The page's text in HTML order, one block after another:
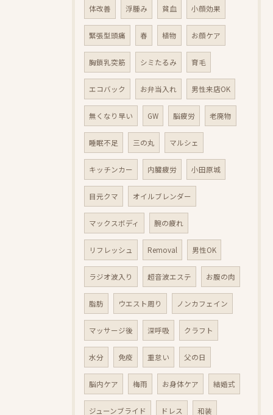
体改善 浮腫み 貧血 小顔効果
緊張型頭痛 春 植物 お顔ケア
胸鎖乳突筋 シミたるみ 育毛
エコバック お弁当入れ 男性来店OK
無くなり早い GW 脳疲労 老廃物
睡眠不足 三の丸 マルシェ
キッチンカー 内臓疲労 小田原城
目元クマ オイルブレンダー
マックスボディ 腕の疲れ
リフレッシュ Removal 男性OK
ラジオ波入り 超音波エステ お腹の肉
脂肪 ウエスト周り ノンカフェイン
マッサージ後 深呼吸 クラフト
水分 免疫 重怠い 父の日
脳内ケア 梅雨 お身体ケア 結婚式
ジューンブライド ドレス 和装